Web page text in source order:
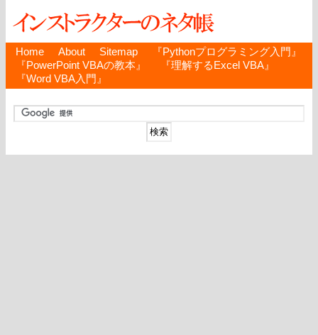
Home About Sitemap
『Pythonプログラミング入門』
『PowerPoint VBAの教本』
『理解するExcel VBA』
『Word VBA入門』